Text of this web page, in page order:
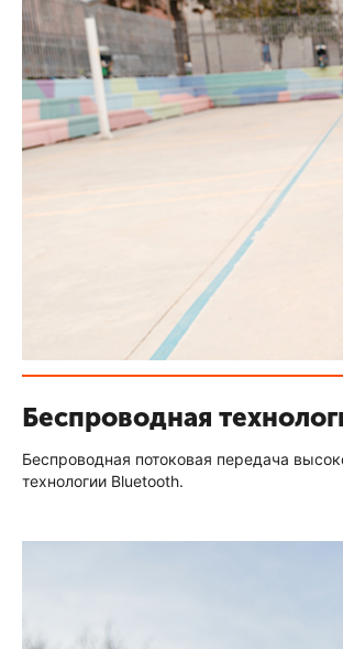
Беспроводная
Беспроводная потоковая передача
технологии Bluetooth.